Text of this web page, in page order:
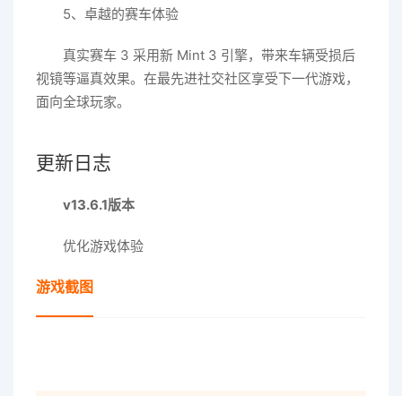
5、卓越的赛车体验
真实赛车 3 采用新 Mint 3 引擎，带来车辆受损后
视镜等逼真效果。在最先进社交社区享受下一代游戏，
面向全球玩家。
更新日志
v13.6.1版本
优化游戏体验
游戏截图